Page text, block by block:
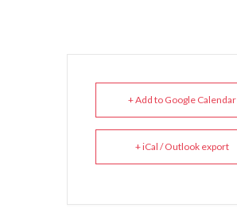
+ Add to Google Calendar
+ iCal / Outlook export